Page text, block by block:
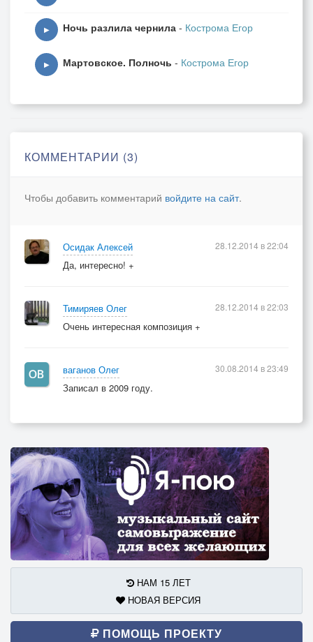
▶ Ночь разлила чернила - Кострома Егор
▶ Мартовское. Полночь - Кострома Егор
КОММЕНТАРИИ (3)
Чтобы добавить комментарий войдите на сайт.
Осидак Алексей
Да, интересно! +
28.12.2014 в 22:04
Тимиряев Олег
Очень интересная композиция +
28.12.2014 в 22:03
ваганов Олег
Записал в 2009 году.
30.08.2014 в 23:49
НАМ 15 ЛЕТ
НОВАЯ ВЕРСИЯ
ПОМОЩЬ ПРОЕКТУ